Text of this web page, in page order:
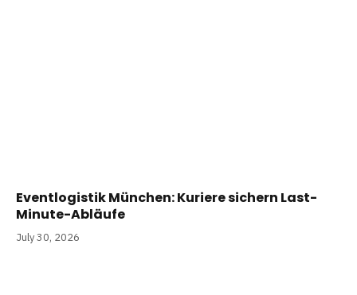
Eventlogistik München: Kuriere sichern Last-
Minute-Abläufe
July 30, 2026